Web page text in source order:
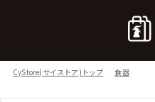
CyStore(サイストア)トップ 食器